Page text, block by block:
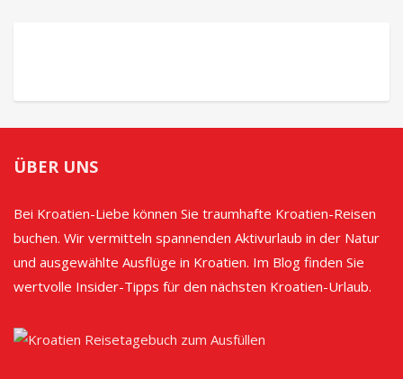
ÜBER UNS
Bei Kroatien-Liebe können Sie traumhafte Kroatien-Reisen
buchen. Wir vermitteln spannenden Aktivurlaub in der Natur
und ausgewählte Ausflüge in Kroatien. Im Blog finden Sie
wertvolle Insider-Tipps für den nächsten Kroatien-Urlaub.